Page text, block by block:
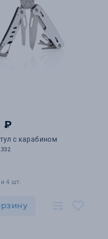
₽
с карабином
4 шт.